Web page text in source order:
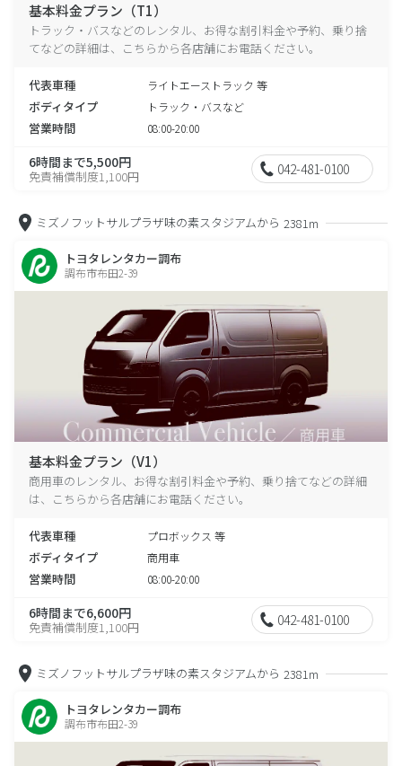
基本料金プラン（T1）
トラック・バスなどのレンタル、お得な割引料金や予約、乗り捨
てなどの詳細は、こちらから各店舗にお電話ください。
代表車種 ライトエーストラック 等
ボディタイプ トラック・バスなど
営業時間 08:00-20:00
6時間まで5,500円
免責補償制度1,100円 042-481-0100
ミズノフットサルプラザ味の素スタジアムから 2381m
トヨタレンタカー調布
調布市布田2-39
基本料金プラン（V1）
商用車のレンタル、お得な割引料金や予約、乗り捨てなどの詳細
は、こちらから各店舗にお電話ください。
代表車種 プロボックス 等
ボディタイプ 商用車
営業時間 08:00-20:00
6時間まで6,600円
免責補償制度1,100円 042-481-0100
ミズノフットサルプラザ味の素スタジアムから 2381m
トヨタレンタカー調布
調布市布田2-39